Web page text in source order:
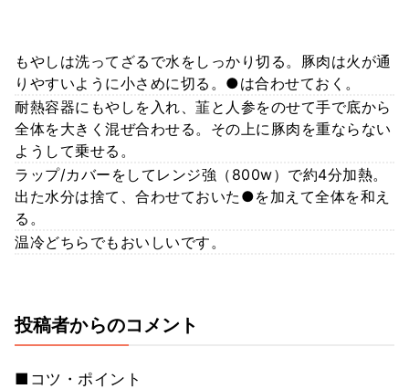
もやしは洗ってざるで水をしっかり切る。豚肉は火が通
りやすいように小さめに切る。●は合わせておく。
耐熱容器にもやしを入れ、韮と人参をのせて手で底から
全体を大きく混ぜ合わせる。その上に豚肉を重ならない
ようして乗せる。
ラップ/カバーをしてレンジ強（800w）で約4分加熱。
出た水分は捨て、合わせておいた●を加えて全体を和え
る。
温冷どちらでもおいしいです。
投稿者からのコメント
■コツ・ポイント